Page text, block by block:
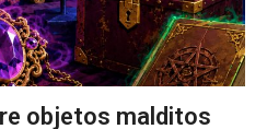
objetos malditos